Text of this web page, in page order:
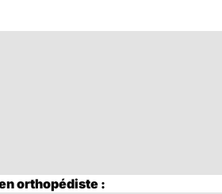
orthopédiste :